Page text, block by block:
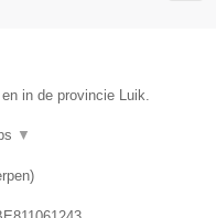
in de provincie Luik.
▼
)